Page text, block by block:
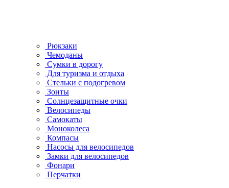
Рюкзаки
Чемоданы
Сумки в дорогу
Для туризма и отдыха
Стельки с подогревом
Зонты
Солнцезащитные очки
Велосипеды
Самокаты
Моноколеса
Компасы
Насосы для велосипедов
Замки для велосипедов
Фонари
Перчатки